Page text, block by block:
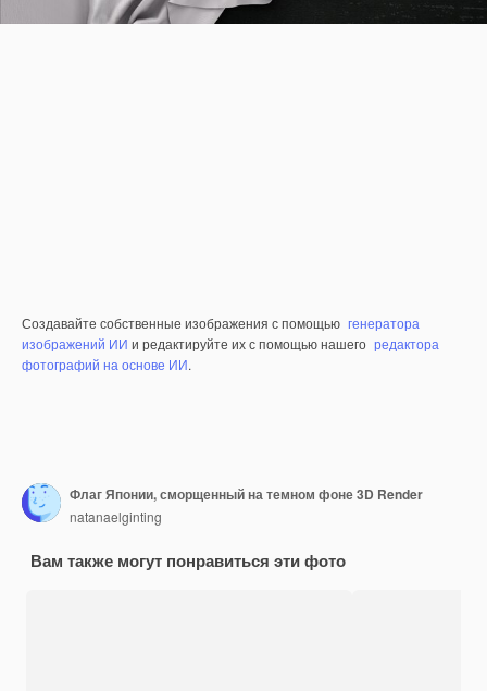
Создавайте собственные изображения с помощью генератора
изображений ИИ и редактируйте их с помощью нашего редактора
фотографий на основе ИИ.
Флаг Японии, сморщенный на темном фоне 3D Render
natanaelginting
Вам также могут понравиться эти фото